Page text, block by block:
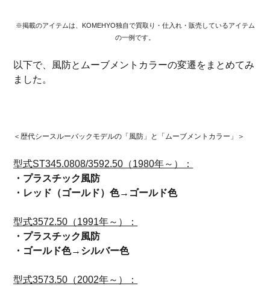
※掲載のアイテムは、KOMEHYO独自で買取り・仕入れ・販売しているアイテム
の一例です。
以下で、風防とムーブメントカラーの変遷をまとめてみ
ました。
＜歴代シースルーバックモデルの「風防」と「ムーブメントカラー」＞
型式ST345.0808/3592.50（1980年～）：
・プラスチック風防
・レッド（ゴールド）色→ゴールド色
型式3572.50（1991年～）：
・プラスチック風防
・ゴールド色→シルバー色
型式3573.50（2002年～）：